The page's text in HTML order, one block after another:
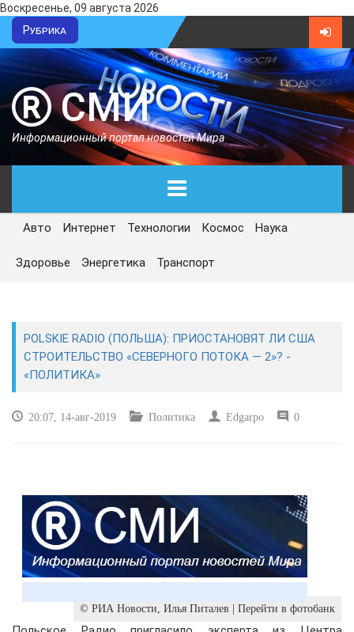
Воскресенье, 09 августа 2026
Рубрика
СМИ
Информационный портал новостей Мира
ГЛАВНАЯ
СЕГОДНЯ
ЭКОНОМИКА
ПРОИСШЕСТВИЯ
Авто Интернет Технологии Космос Наука
Здоровье Энергетика Транспорт
POLSKIE RADIO (ПОЛЬША): ПРИОСТАНОВЯТ ЛИ США
СТРОИТЕЛЬСТВО «СЕВЕРНОГО ПОТОКА — 2»? -
«ПОЛИТИКА»
20:07, 14-авг-2019 Политика Edgarpo 0
© РИА Новости, Илья Питалев | Перейти в фотобанк